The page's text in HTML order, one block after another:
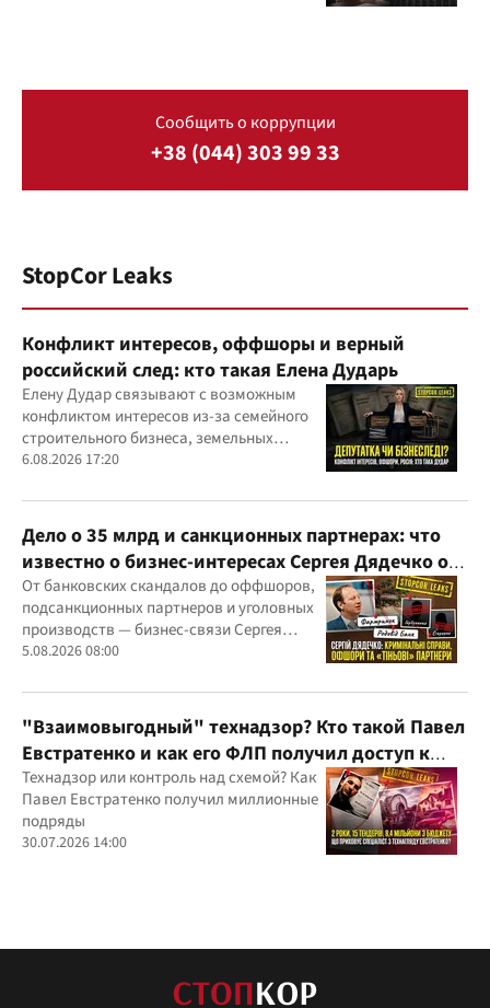
Сообщить о коррупции
+38 (044) 303 99 33
StopCor Leaks
Конфликт интересов, оффшоры и верный
российский след: кто такая Елена Дударь
Елену Дудар связывают с возможным
конфликтом интересов из-за семейного
строительного бизнеса, земельных
скандалов, судебных дел
6.08.2026 17:20
Дело о 35 млрд и санкционных партнерах: что
известно о бизнес-интересах Сергея Дядечко от
"Родовид Банка" до "ФАРМАСЕЛ"
От банковских скандалов до оффшоров,
подсанкционных партнеров и уголовных
производств — бизнес-связи Сергея
Дядечко до сих пор простираются через
юрисдикций
5.08.2026 08:00
"Взаимовыгодный" технадзор? Кто такой Павел
Евстратенко и как его ФЛП получил доступ к
бюджетным миллионам?
Технадзор или контроль над схемой? Как
Павел Евстратенко получил миллионные
подряды
30.07.2026 14:00